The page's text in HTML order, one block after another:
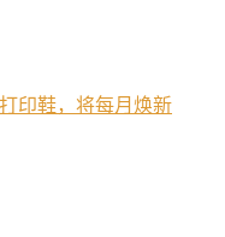
印鞋，将每月焕新